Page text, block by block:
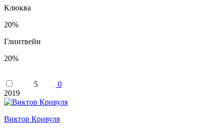
Клюква
20%
Глинтвейн
20%
5
0
2019
Виктор Кривуля